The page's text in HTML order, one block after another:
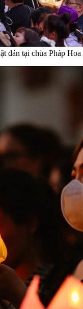
đản tại chùa Pháp Hoa